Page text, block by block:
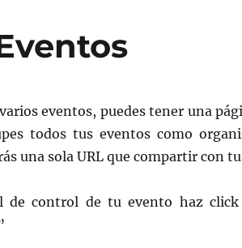
rt
eventos, puedes tener una
todos tus eventos como
una sola URL que compartir con
de control de tu evento haz